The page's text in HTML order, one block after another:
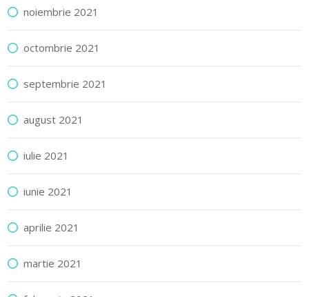
noiembrie 2021
octombrie 2021
septembrie 2021
august 2021
iulie 2021
iunie 2021
aprilie 2021
martie 2021